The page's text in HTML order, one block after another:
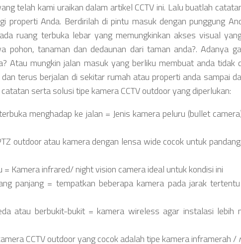
telah kami uraikan dalam artikel CCTV ini. Lalu buatlah
properti Anda. Berdirilah di pintu masuk dengan punggung
ruang terbuka lebar yang memungkinkan akses visual
pohon, tanaman dan dedaunan dari taman anda?. Adanya
Atau mungkin jalan masuk yang berliku membuat anda tidak
terus berjalan di sekitar rumah atau properti anda sampai
serta solusi tipe kamera CCTV outdoor yang diperlukan:
menghadap ke jalan = Jenis kamera peluru (bullet
outdoor atau kamera dengan lensa wide cocok untuk
Kamera infrared/ night vision camera ideal untuk kondisi ini
panjang = tempatkan beberapa kamera pada jarak
atau berbukit-bukit = kamera wireless agar instalasi lebih
CCTV outdoor yang cocok adalah tipe kamera inframerah /